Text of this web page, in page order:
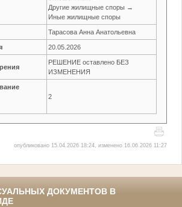
Другие жилищные споры →
Иные жилищные споры
Тарасова Анна Анатольевна
20.05.2026
РЕШЕНИЕ оставлено БЕЗ
ИЗМЕНЕНИЯ
2
опубликовано 15.04.2026 18:24, изменено 16.06.2026 11:27
ДОКУМЕНТОВ В